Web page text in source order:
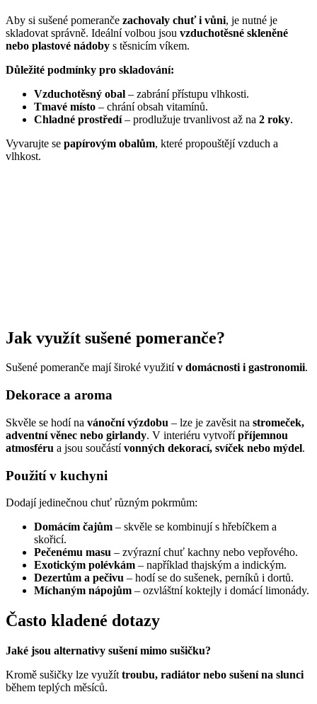
Aby si sušené pomeranče zachovaly chuť i vůni, je nutné je
skladovat správně. Ideální volbou jsou vzduchotěsné skleněné
nebo plastové nádoby s těsnicím víkem.
Důležité podmínky pro skladování:
Vzduchotěsný obal – zabrání přístupu vlhkosti.
Tmavé místo – chrání obsah vitamínů.
Chladné prostředí– prodlužuje trvanlivost až na 2 roky.
Vyvarujte se papírovým obalům, které propouštějí vzduch a
vlhkost.
Jak využít sušené pomeranče?
Sušené pomeranče mají široké využitív domácnosti i gastronomii.
Dekorace a aroma
Skvěle se hodí na vánoční výzdobu – lze je zavěsit na stromeček,
adventní věnec nebo girlandy. V interiéru vytvořípříjemnou
atmosféru a jsou součástívonných dekorací, svíček nebo mýdel.
Použití v kuchyni
Dodají jedinečnou chuť různým pokrmům:
Domácím čajům – skvěle se kombinují s hřebíčkem a
skořicí.
Pečenému masu – zvýrazní chuť kachny nebo vepřového.
Exotickým polévkám – například thajským a indickým.
Dezertům a pečivu – hodí se do sušenek, perníků i dortů.
Míchaným nápojům – ozvláštní koktejly i domácí limonády.
Často kladené dotazy
Jaké jsou alternativy sušení mimo sušičku?
Kromě sušičky lze využít troubu, radiátor nebo sušení na slunci
během teplých měsíců.